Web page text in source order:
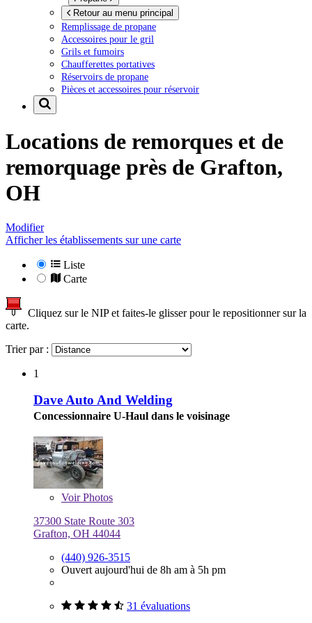
Retour au menu principal
Remplissage de propane
Accessoires pour le gril
Grils et fumoirs
Chaufferettes portatives
Réservoirs de propane
Pièces et accessoires pour réservoir
Locations de remorques et de
remorquage près de Grafton,
OH
Modifier
Afficher les établissements sur une carte
Liste
Carte
Cliquez sur le NIP et faites-le glisser pour le repositionner sur la
carte.
Trier par :
1
Dave Auto And Welding
Concessionnaire U-Haul dans le voisinage
VoirPhotos
37300 State Route 303
Grafton, OH 44044
(440) 926-3515
Ouvert aujourd'hui de 8h am à 5h pm
31 évaluations